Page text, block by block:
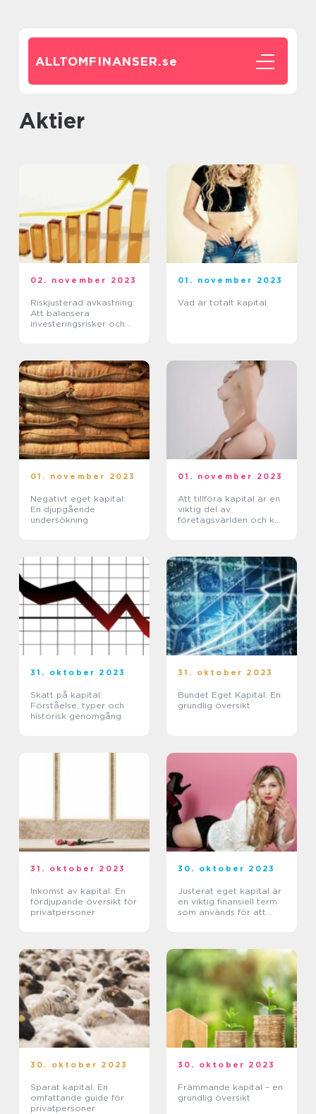
ALLTOMFINANSER.se
Aktier
02. november 2023
Riskjusterad avkastning:
Att balansera
investeringsrisker och
01. november 2023
Vad är totalt kapital
01. november 2023
Negativt eget kapital:
En djupgående
undersökning
01. november 2023
Att tillföra kapital är en
viktig del av
företagsvärlden och kan
31. oktober 2023
Skatt på kapital:
Förståelse, typer och
historisk genomgång
31. oktober 2023
Bundet Eget Kapital: En
grundlig översikt
31. oktober 2023
Inkomst av kapital: En
fördjupande översikt för
privatpersoner
30. oktober 2023
Justerat eget kapital är
en viktig finansiell term
som används för att
30. oktober 2023
Sparat kapital: En
omfattande guide för
privatpersoner
30. oktober 2023
Främmande kapital – en
grundlig översikt